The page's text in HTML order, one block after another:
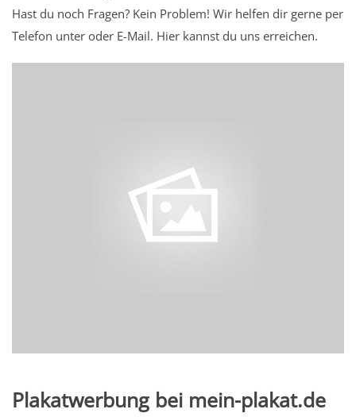
Hast du noch Fragen? Kein Problem! Wir helfen dir gerne per
Telefon unter oder E-Mail. Hier kannst du uns erreichen.
Plakatwerbung bei mein-plakat.de